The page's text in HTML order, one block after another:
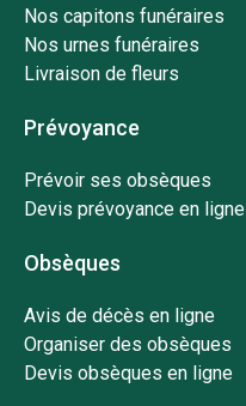
Nos capitons funéraires
Nos urnes funéraires
Livraison de fleurs
Prévoyance
Prévoir ses obsèques
Devis prévoyance en ligne
Obsèques
Avis de décès en ligne
Organiser des obsèques
Devis obsèques en ligne